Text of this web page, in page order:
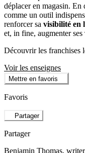
déplacer en magasin. En
comme un outil
renforcer sa visibilité en
et, in fine, augmenter ses
Découvrir les franchises
Voir les enseignes
Mettre en favoris
Favoris
Partager
Partager
Benjamin Thomas, writer